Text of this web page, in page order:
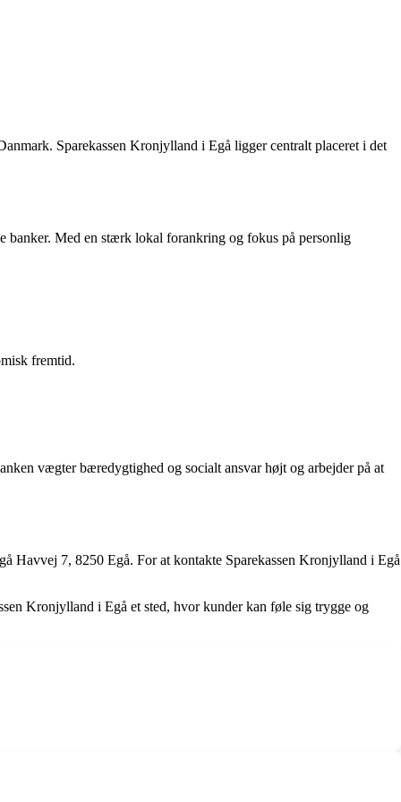
Sparekassen Kronjylland i Egå ligger centralt placeret i det
banker. Med en stærk lokal forankring og fokus på personlig
fremtid.
vægter bæredygtighed og socialt ansvar højt og arbejder på at
Havvej 7, 8250 Egå. For at kontakte Sparekassen Kronjylland i Egå
Kronjylland i Egå et sted, hvor kunder kan føle sig trygge og